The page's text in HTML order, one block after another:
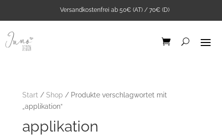
Versandkostenfrei ab 50€ (AT) / 70€ (D)
Start/ Shop / Produkte verschlagwortet mit
„applikation“
applikation